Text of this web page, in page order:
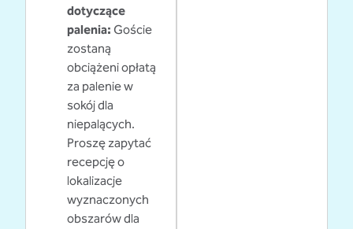
dotyczące
palenia: Goście
zostaną
obciążeni opłatą
za palenie w
sokój dla
niepalących.
Proszę zapytać
recepcję o
lokalizacje
wyznaczonych
obszarów dla